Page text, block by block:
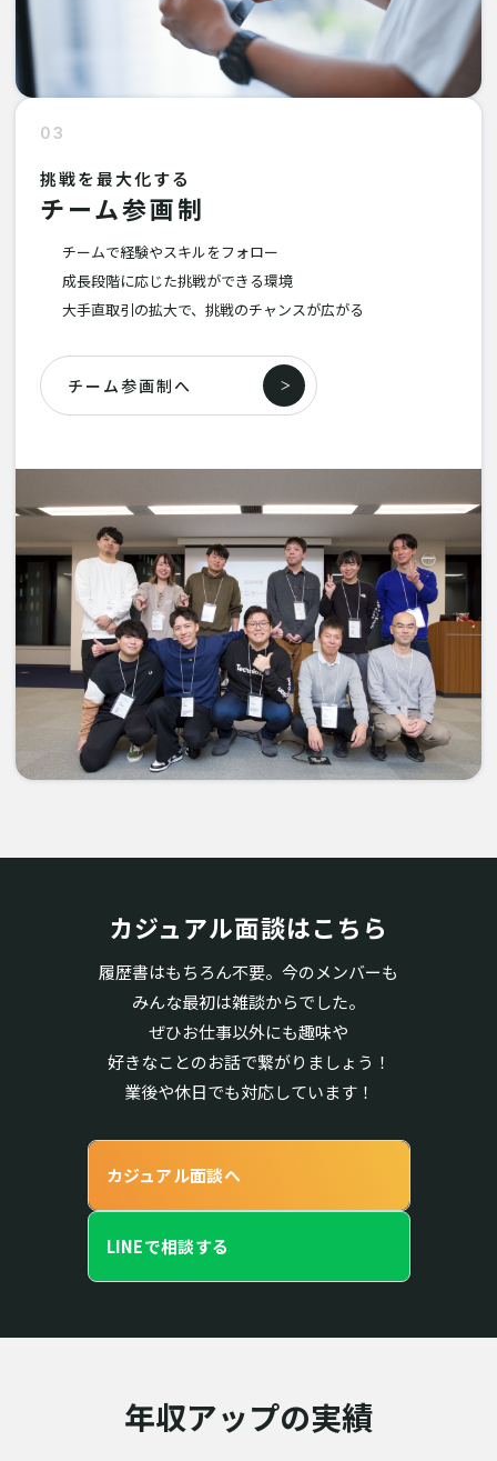
03
挑戦を最大化する
チーム参画制
チームで経験やスキルをフォロー
成長段階に応じた挑戦ができる環境
大手直取引の拡大で、挑戦のチャンスが広がる
チーム参画制へ
カジュアル面談はこちら
履歴書はもちろん不要。今のメンバーも
みんな最初は雑談からでした。
ぜひお仕事以外にも趣味や
好きなことのお話で繋がりましょう！
業後や休日でも対応しています！
カジュアル面談へ
LINEで相談する
年収アップの実績